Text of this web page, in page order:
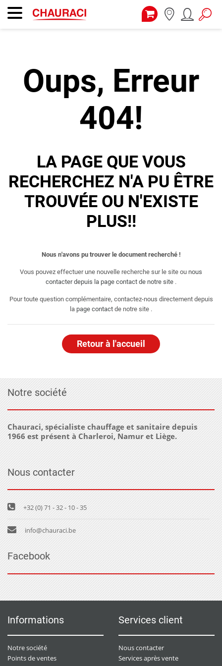
Oups, Erreur
404!
LA PAGE QUE VOUS
RECHERCHEZ N'A PU ÊTRE
TROUVÉE OU N'EXISTE
PLUS!!
Nous n'avons pu trouver le document recherché !
Vous pouvez effectuer une nouvelle recherche sur le site ou nous
contacter depuis la page contact de notre site .
Pour toute question complémentaire, contactez-nous directement depuis
la page contact de notre site .
Retour à l'accueil
Notre société
Chauraci, spécialiste chauffage et sanitaire depuis
1966 est présent à Charleroi, Namur et Liège.
Nous contacter
+32 (0) 71 - 32 - 10 - 35
info@chauraci.be
Facebook
Informations
Notre société
Points de ventes
Services client
Nous contacter
Services après vente